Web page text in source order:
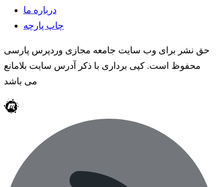
درباره ما
چاپ پارچه
حق نشر برای وب سایت جامعه مجازی وردپرس پارسی
محفوظ است. کپی برداری با ذکر آدرس سایت بلامانع
می باشد